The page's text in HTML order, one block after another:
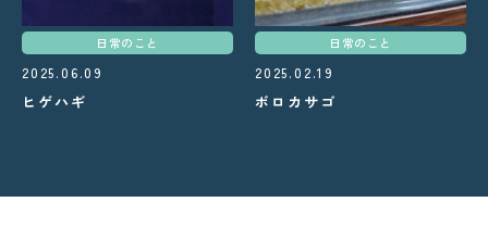
日常のこと
2025.06.09
ヒゲハギ
日常のこと
2025.02.19
ボロカサゴ